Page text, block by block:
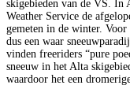
skigebieden van de VS. In
Weather Service de
gemeten in de winter.
dus een waar
vinden freeriders “pure
sneeuw in het Alta
waardoor het een